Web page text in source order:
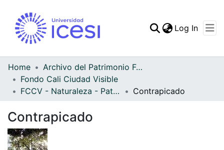
Log In
Home
Archivo del Patrimonio Fotográfico y Fílmico del Valle del Cauca
Fondo Cali Ciudad Visible
FCCV - Naturaleza - Patrimonial
Contrapicado
Contrapicado